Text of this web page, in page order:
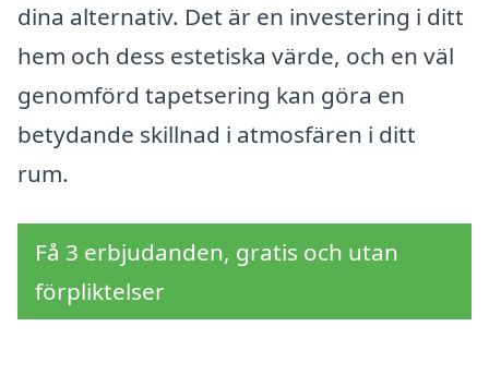
dina alternativ. Det är en investering i ditt
hem och dess estetiska värde, och en väl
genomförd tapetsering kan göra en
betydande skillnad i atmosfären i ditt
rum.
Få 3 erbjudanden, gratis och utan
förpliktelser